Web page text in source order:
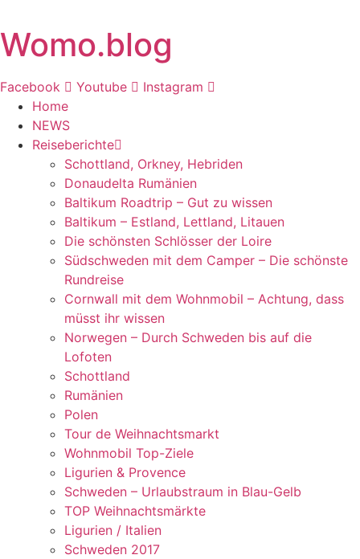
springen
Womo.blog
Facebook Youtube
Instagram
Home
NEWS
Reiseberichte
Schottland, Orkney, Hebriden
Donaudelta Rumänien
Baltikum Roadtrip – Gut zu wissen
Baltikum – Estland, Lettland, Litauen
Die schönsten Schlösser der Loire
Südschweden mit dem Camper – Die schönste
Rundreise
Cornwall mit dem Wohnmobil – Achtung, dass
müsst ihr wissen
Norwegen – Durch Schweden bis auf die
Lofoten
Schottland
Rumänien
Polen
Tour de Weihnachtsmarkt
Wohnmobil Top-Ziele
Ligurien & Provence
Schweden – Urlaubstraum in Blau-Gelb
TOP Weihnachtsmärkte
Ligurien / Italien
Schweden 2017